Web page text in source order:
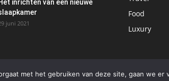
inrichten van een nieuwe
juni 2021
Food
Luxury
met het gebruiken van deze site, gaan we er